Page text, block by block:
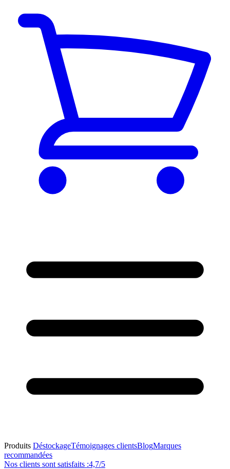
Produits DéstockageTémoignages clientsBlogMarques
recommandées
Nos clients sont satisfaits :4,7/5